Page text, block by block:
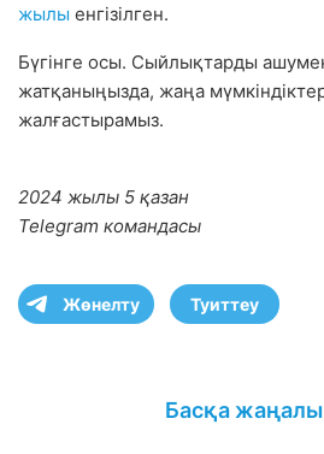
жылы енгізілген.
Бүгінге осы. Сыйлықтарды
жатқаныңызда, жаңа
жалғастырамыз.
2024 жылы 5 қазан
Telegram командасы
Жөнелту Туиттеу
Басқа